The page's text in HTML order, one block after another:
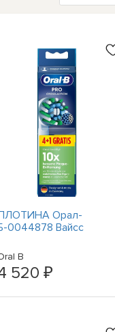
Орал-
0044878 Вайсс
B
520 ₽